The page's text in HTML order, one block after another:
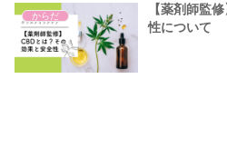
からだ
【薬剤師監
性について